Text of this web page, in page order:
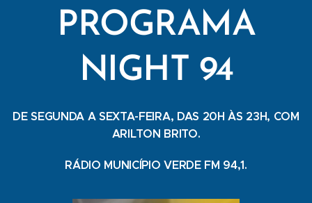
PROGRAMA
NIGHT 94
DE SEGUNDA A SEXTA-FEIRA, DAS 20H ÀS 23H, COM
ARILTON BRITO.
RÁDIO MUNICÍPIO VERDE FM 94,1.